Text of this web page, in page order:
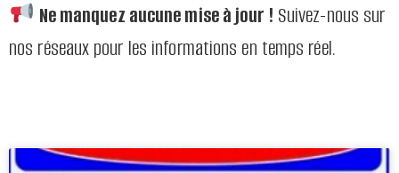
Ne manquez aucune mise à jour ! Suivez-nous sur
nos réseaux pour les informations en temps réel.